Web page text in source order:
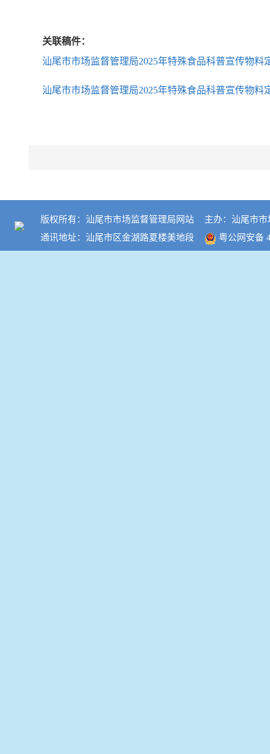
关联稿件：
汕尾市市场监督管理局2025年特殊食品科普宣传物料
汕尾市市场监督管理局2025年特殊食品科普宣传物料
版权所有：汕尾市市场监督管理局网站
主办：汕尾市
通讯地址：汕尾市区金湖路夏楼美地段
粤公网安备